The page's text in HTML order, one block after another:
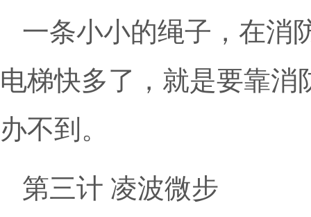
一条小小的绳子，在消
电梯快多了，就是要靠
办不到。
第三计 凌波微步